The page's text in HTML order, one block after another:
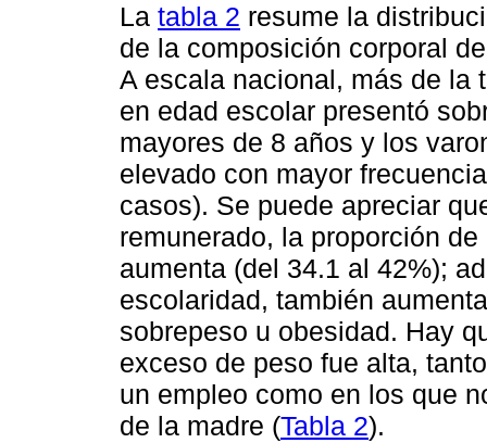
La tabla 2 resume la
de la composición corporal
A escala nacional, más de la
en edad escolar presentó
mayores de 8 años y los
elevado con mayor
casos). Se puede apreciar
remunerado, la proporción
aumenta (del 34.1 al 42%);
escolaridad, también
sobrepeso u obesidad. Hay
exceso de peso fue alta,
un empleo como en los que
de la madre (Tabla 2).